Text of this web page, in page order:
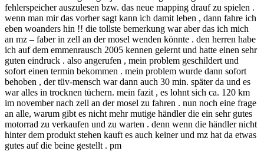
fehlerspeicher auszulesen bzw. das neue mapping drauf zu spielen .
wenn man mir das vorher sagt kann ich damit leben , dann fahre ich
eben woanders hin !! die tollste bemerkung war aber das ich mich
an mz – faber in zell an der mosel wenden könnte . den herren habe
ich auf dem emmenrausch 2005 kennen gelernt und hatte einen sehr
guten eindruck . also angerufen , mein problem geschildert und
sofort einen termin bekommen . mein problem wurde dann sofort
behoben , der tüv-mensch war dann auch 30 min. später da und es
war alles in trocknen tüchern. mein fazit , es lohnt sich ca. 120 km
im november nach zell an der mosel zu fahren . nun noch eine frage
an alle, warum gibt es nicht mehr mutige händler die ein sehr gutes
motorrad zu verkaufen und zu warten . denn wenn die händler nicht
hinter dem produkt stehen kauft es auch keiner und mz hat da etwas
gutes auf die beine gestellt . pm